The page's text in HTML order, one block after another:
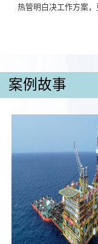
热管明白决工作方案
案例故事